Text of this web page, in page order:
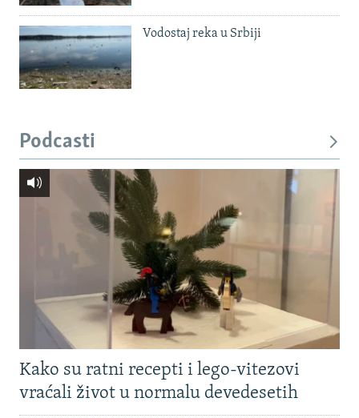
Vodostaj reka u Srbiji
Podcasti
Kako su ratni recepti i lego-vitezovi
vraćali život u normalu devedesetih